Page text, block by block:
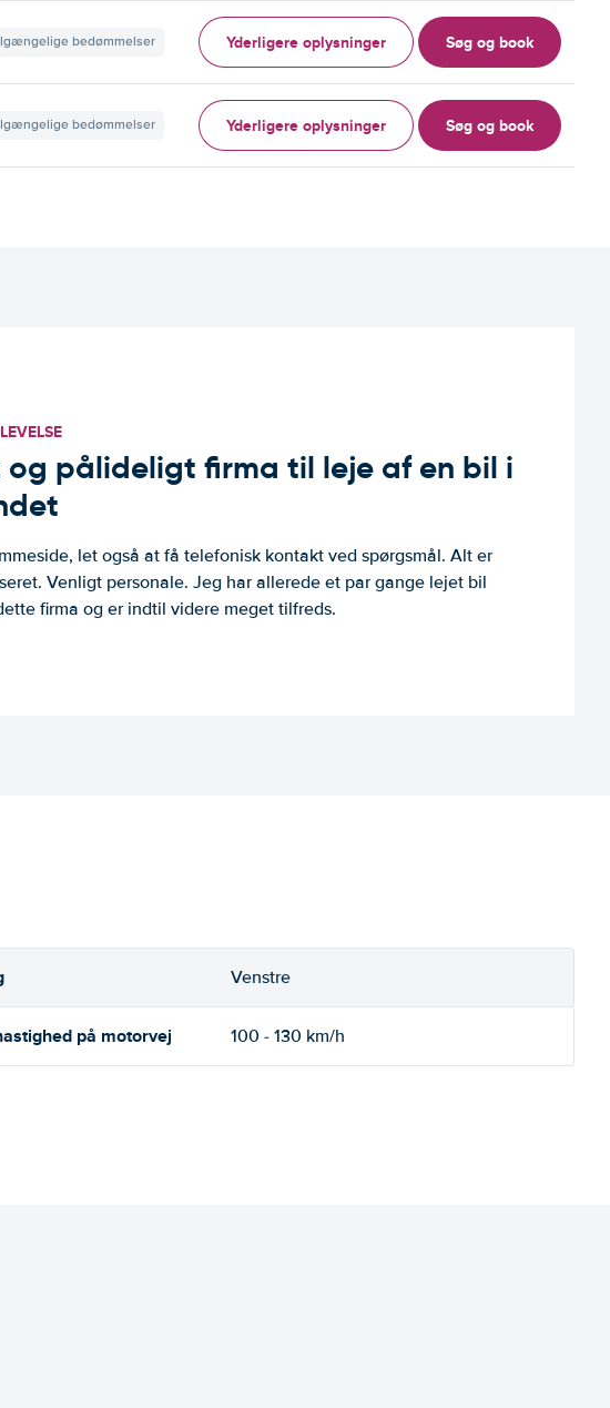
bedømmelser Yderligere oplysninger Søg og book
bedømmelser Yderligere oplysninger Søg og book
og pålideligt firma til leje af en bil i
let også at få telefonisk kontakt ved spørgsmål. Alt er
Venligt personale. Jeg har allerede et par gange lejet bil
firma og er indtil videre meget tilfreds.
Venstre
på motorvej 100 - 130 km/h